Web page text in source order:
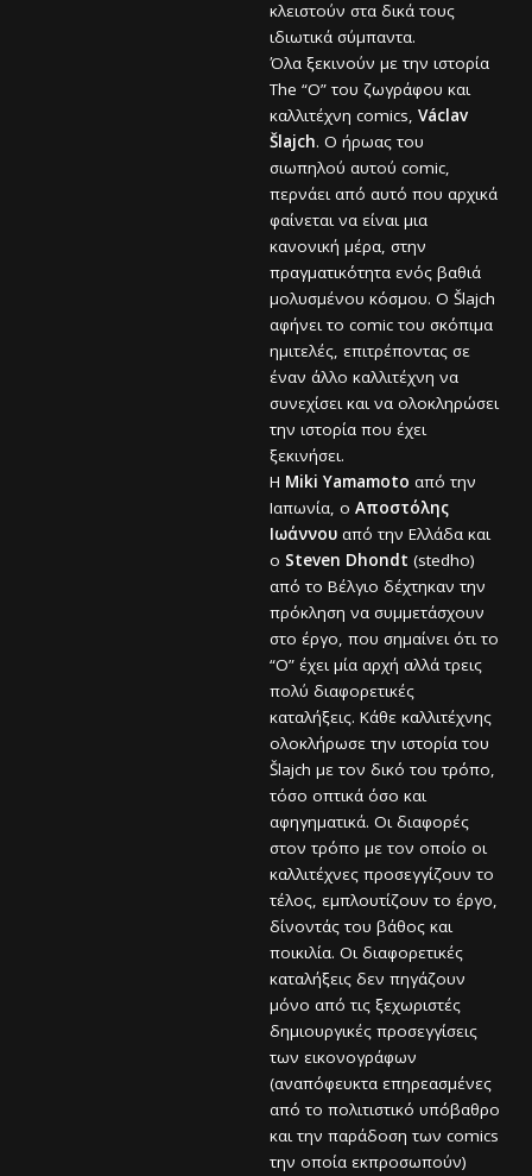
κλειστούν στα δικά τους
ιδιωτικά σύμπαντα.
Όλα ξεκινούν με την ιστορία
The “O” του ζωγράφου και
καλλιτέχνη comics, Václav
Šlajch. Ο ήρωας του
σιωπηλού αυτού comic,
περνάει από αυτό που αρχικά
φαίνεται να είναι μια
κανονική μέρα, στην
πραγματικότητα ενός βαθιά
μολυσμένου κόσμου. Ο Šlajch
αφήνει το comic του σκόπιμα
ημιτελές, επιτρέποντας σε
έναν άλλο καλλιτέχνη να
συνεχίσει και να ολοκληρώσει
την ιστορία που έχει
ξεκινήσει.
Η Miki Yamamoto από την
Ιαπωνία, ο Αποστόλης
Ιωάννουαπό την Ελλάδα και
ο Steven Dhondt (stedho)
από το Βέλγιο δέχτηκαν την
πρόκληση να συμμετάσχουν
στο έργο, που σημαίνει ότι το
“Ο” έχει μία αρχή αλλά τρεις
πολύ διαφορετικές
καταλήξεις. Κάθε καλλιτέχνης
ολοκλήρωσε την ιστορία του
Šlajch με τον δικό του τρόπο,
τόσο οπτικά όσο και
αφηγηματικά. Οι διαφορές
στον τρόπο με τον οποίο οι
καλλιτέχνες προσεγγίζουν το
τέλος, εμπλουτίζουν το έργο,
δίνοντάς του βάθος και
ποικιλία. Οι διαφορετικές
καταλήξεις δεν πηγάζουν
μόνο από τις ξεχωριστές
δημιουργικές προσεγγίσεις
των εικονογράφων
(αναπόφευκτα επηρεασμένες
από το πολιτιστικό υπόβαθρο
και την παράδοση των comics
την οποία εκπροσωπούν)